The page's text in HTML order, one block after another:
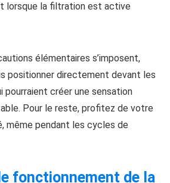
lorsque la filtration est active
élémentaires s’imposent,
positionner directement devant les
pourraient créer une sensation
Pour le reste, profitez de votre
même pendant les cycles de
fonctionnement de la